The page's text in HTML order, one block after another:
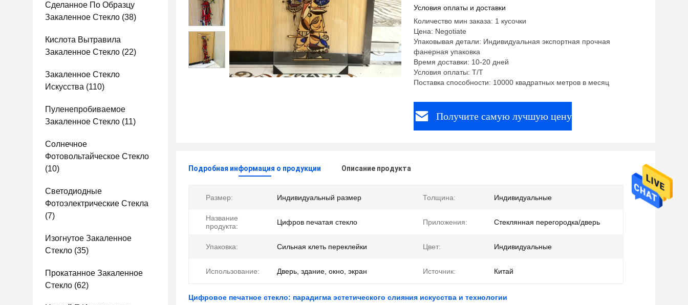
Сделанное По Образцу
Закаленное Стекло (38)
Кислота Вытравила
Закаленное Стекло (22)
Закаленное Стекло
Искусства (110)
Пуленепробиваемое
Закаленное Стекло (11)
Солнечное
Фотовольтайческое Стекло
(10)
Светодиодные
Фотоэлектрические Стекла
(7)
Изогнутое Закаленное
Стекло (35)
Прокатанное Закаленное
Стекло (62)
Условия оплаты и доставки
Количество мин заказа: 1 кусочки
Цена: Negotiate
Упаковывая детали: Индивидуальная экспортная прочная
фанерная упаковка
Время доставки: 10-20 дней
Условия оплаты: Т/Т
Поставка способности: 10000 квадратных метров в месяц
Получите самую лучшую цену
Подробная информация о продукции Описание продукта
Размер: Индивидуальный размер Толщина: Индивидуальные
Название
продукта:
Цифров печатая стекло Приложения: Стеклянная перегородка/дверь
Упаковка: Сильная клеть переклейки Цвет: Индивидуальные
Использование: Дверь, здание, окно, экран Источник: Китай
Цифровое печатное стекло: парадигма эстетического слияния искусства и технологии